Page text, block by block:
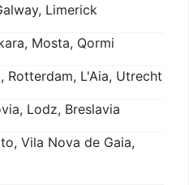
Limerick
Mosta, Qormi
Rotterdam, L'Aia, Utrecht
Lodz, Breslavia
Vila Nova de Gaia,